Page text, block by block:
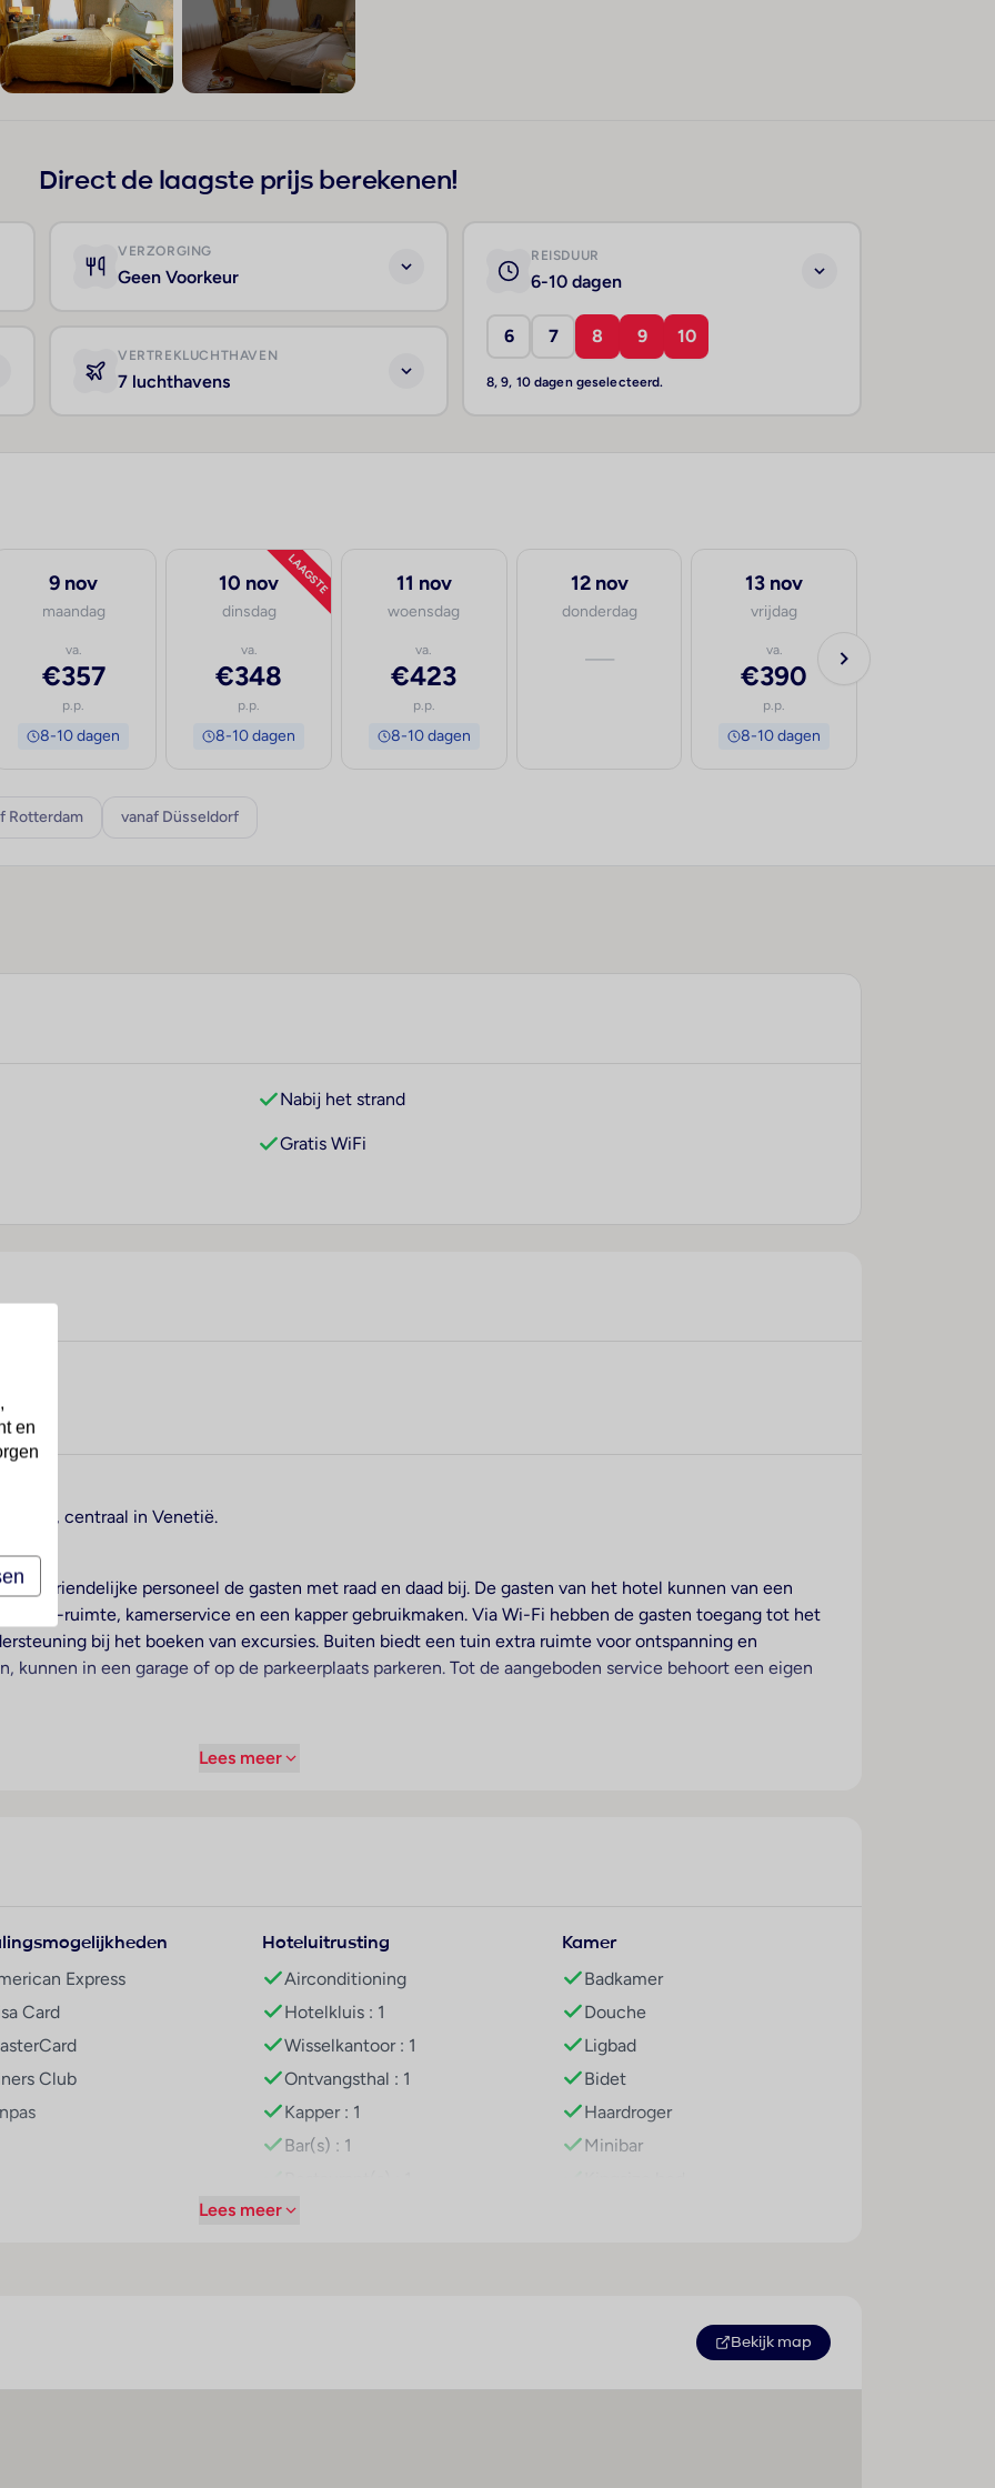
Direct de laagste prijs berekenen!
VERZORGING
Geen Voorkeur
REISDUUR
6-10 dagen
6 7 8 9 10
8, 9, 10 dagen geselecteerd.
VERTREKLUCHTHAVEN
7 luchthavens
9 nov
maandag
va.
€357
p.p.
8-10 dagen
LAAGSTE
10 nov
dinsdag
va.
€348
p.p.
8-10 dagen
11 nov
woensdag
va.
€423
p.p.
8-10 dagen
12 nov
donderdag
—
13 nov
vrijdag
va.
€390
p.p.
8-10 dagen
Rotterdam vanaf Düsseldorf
Nabij het strand
Gratis WiFi
centraal in Venetië.
vriendelijke personeel de gasten met raad en daad bij. De gasten van het hotel kunnen van een
een tv-ruimte, kamerservice en een kapper gebruikmaken. Via Wi-Fi hebben de gasten toegang tot het
bij het boeken van excursies. Buiten biedt een tuin extra ruimte voor ontspanning en
kunnen in een garage of op de parkeerplaats parkeren. Tot de aangeboden service behoort een eigen
zorgen voor een aangename luchtcirculatie in de kamers. De kamers beschikken over een
over niet-rokerskamers. Copyright GIATA 2004 - 2026. Multilingual, powered by www.giata.com for
en een bar. Dagelijks wordt een voedzaam ontbijt geserveerd.
geaccepteerd: American Express, Visa, Diners Club en MasterCard.
Lees meer
Express
Card
Club
Hoteluitrusting
Airconditioning
Hotelkluis : 1
Wisselkantoor : 1
Ontvangsthal : 1
Kapper : 1
Bar(s) : 1
Internetaansluiting
Kamer
Badkamer
Douche
Ligbad
Bidet
Haardroger
Minibar
Lees meer
Bekijk map
en